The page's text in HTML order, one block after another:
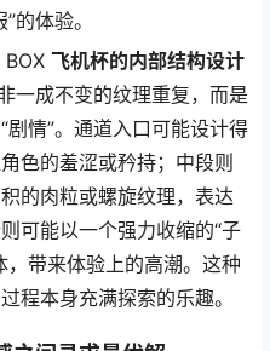
的体验。
BOX 飞机杯的内部结构设计
一成不变的纹理重复，而是
情”。通道入口可能设计得
色的羞涩或矜持；中段则
的肉粒或螺旋纹理，表达
可能以一个强力收缩的“子
，带来体验上的高潮。这种
程本身充满探索的乐趣。